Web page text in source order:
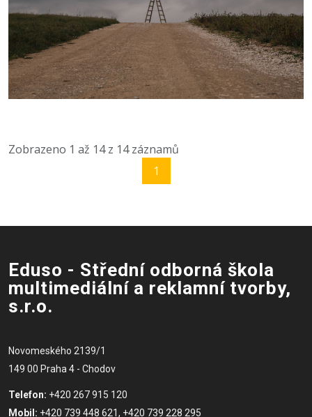
Zobrazeno 1 až 14z 14záznamů
1
Eduso - Střední odborná škola
multimediální a reklamní tvorby,
s.r.o.
Novomeského 2139/1
149 00 Praha 4 - Chodov
Telefon: +420 267 915 120
Mobil: +420 739 448 621, +420 739 228 295